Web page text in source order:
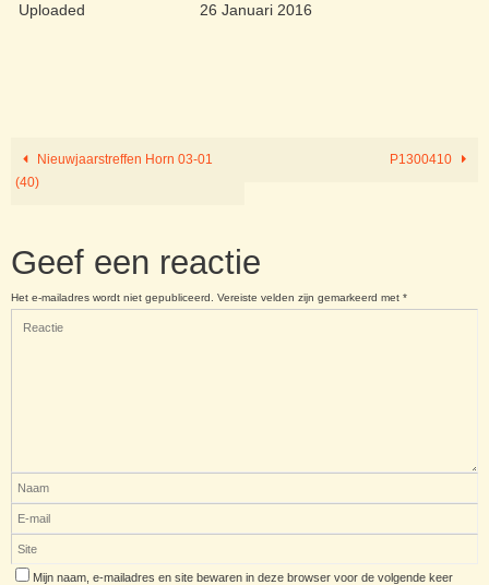
Uploaded
26 Januari 2016
Nieuwjaarstreffen Horn 03-01
(40)
P1300410
Geef een reactie
Het e-mailadres wordt niet gepubliceerd. Vereiste velden zijn gemarkeerd met *
Mijn naam, e-mailadres en site bewaren in deze browser voor de volgende keer